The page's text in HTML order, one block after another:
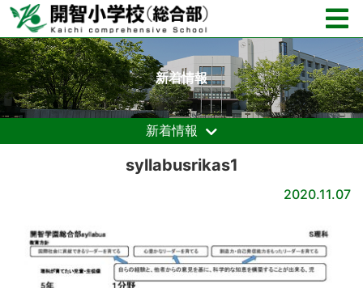
新着情報
新着情報
syllabusrikas1
2020.11.07